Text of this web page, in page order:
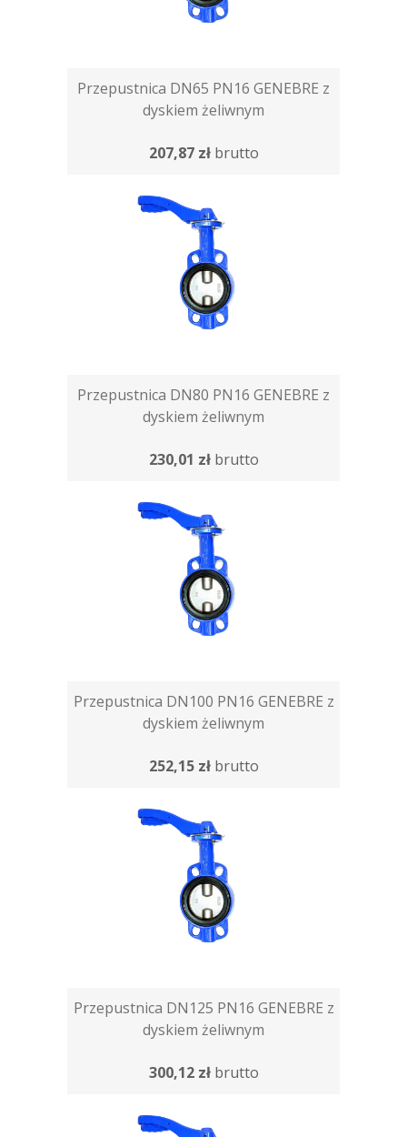
Przepustnica DN65 PN16 GENEBRE z
dyskiem żeliwnym
207,87 zł brutto
Przepustnica DN80 PN16 GENEBRE z
dyskiem żeliwnym
230,01 zł brutto
Przepustnica DN100 PN16 GENEBRE z
dyskiem żeliwnym
252,15 zł brutto
Przepustnica DN125 PN16 GENEBRE z
dyskiem żeliwnym
300,12 zł brutto